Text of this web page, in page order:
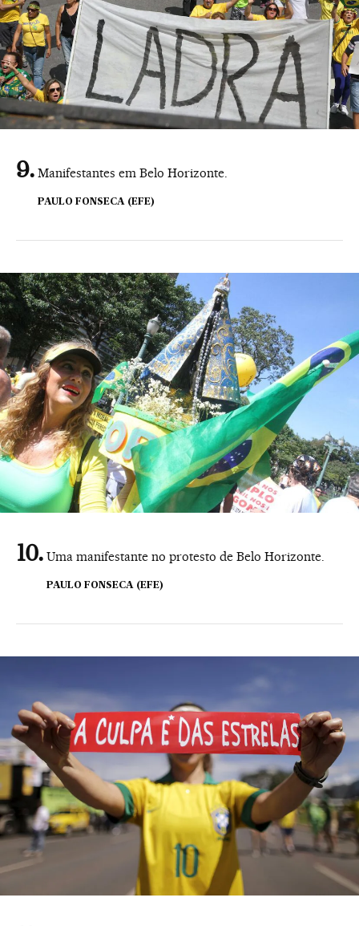
Manifestantes em Belo Horizonte.
PAULO FONSECA (EFE)
Uma manifestante no protesto de Belo Horizonte.
PAULO FONSECA (EFE)